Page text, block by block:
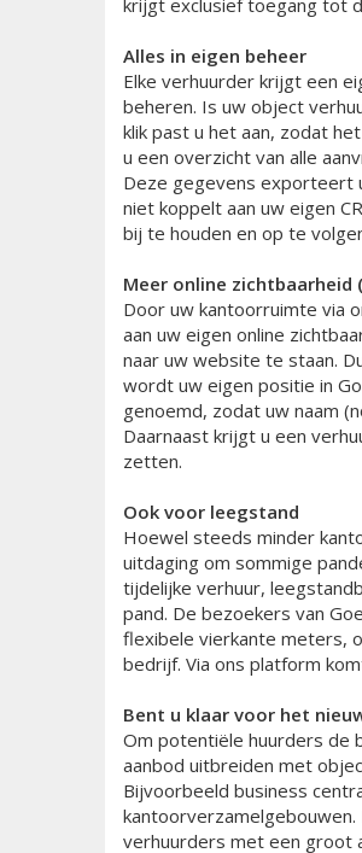
krijgt exclusief toegang tot
Alles in eigen beheer
Elke verhuurder krijgt een
beheren. Is uw object
klik past u het aan, zodat
u een overzicht van alle
Deze gegevens exporteert
niet koppelt aan uw eigen
bij te houden en op te
Meer online zichtbaarheid
Door uw kantoorruimte via
aan uw eigen online
naar uw website te staan.
wordt uw eigen positie in
genoemd, zodat uw naam
Daarnaast krijgt u een
zetten.
Ook voor leegstand
Hoewel steeds minder
uitdaging om sommige
tijdelijke verhuur,
pand. De bezoekers van
flexibele vierkante meters,
bedrijf. Via ons platform
Bent u klaar voor het
Om potentiële huurders de
aanbod uitbreiden met
Bijvoorbeeld business
verhuurders met een groot